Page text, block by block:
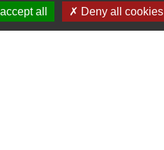
: de 13h30 à 18h00.
all Deny all cookies